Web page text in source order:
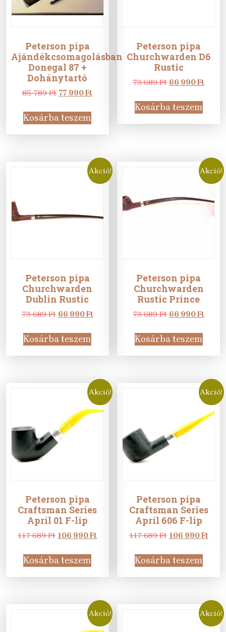
Peterson pipa
Ajándékcsomagolásban
Donegal 87 +
Dohánytartó
85 789Ft Original
was:
85
789 Ft.
77 990FtCurrent
990 Ft.
Kosárba teszem
Peterson pipa
Churchwarden D6
Rustic
73 689Ft Original
was:
73
689 Ft.
66 990Ft
990
Kosárba teszem
Akció!
Peterson pipa
Churchwarden
Dublin Rustic
73 689Ft Original
was:
73
689 Ft.
66 990FtCurrent
990 Ft.
Kosárba teszem
Akció!
Peterson pipa
Churchwarden
Rustic Prince
73 689Ft Original
was:
73
689 Ft.
66 990Ft
990
Kosárba teszem
Akció!
Peterson pipa
Craftsman Series
April 01 F-lip
117 689Ft Original
was:
117
689 Ft.
106 990FtCurrent
990 Ft.
Kosárba teszem
Akció!
Peterson pipa
Craftsman Series
April 606 F-lip
117 689Ft Original
was:
117
689 Ft.
106 990Ft
990
Kosárba teszem
Akció! Akció!